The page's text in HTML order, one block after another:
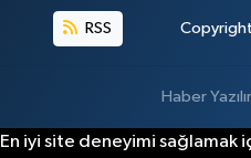
RSS Copyright
Haber
En iyi site deneyimi sağlamak